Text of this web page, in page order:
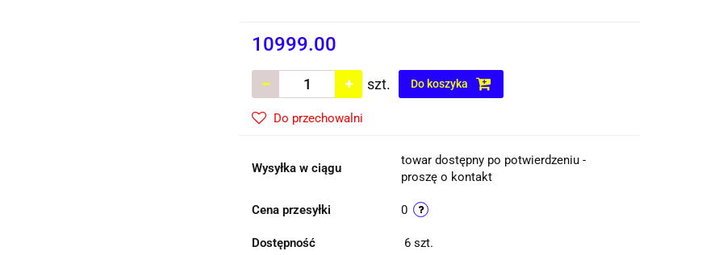
10999.00
szt. Do koszyka
Do przechowalni
Wysyłka w ciągu
towar dostępny po potwierdzeniu -
proszę o kontakt
Cena przesyłki 0
Dostępność 6 szt.